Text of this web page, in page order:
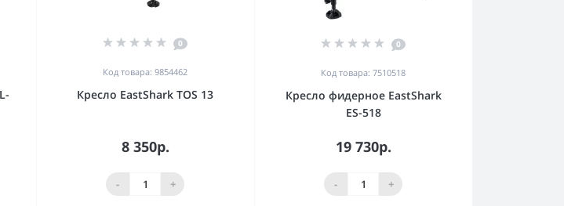
0
Код товара: 9854462
Кресло EastShark TOS 13
8 350р.
- +
0
Код товара: 7510518
Кресло фидерное EastShark
ES-518
19 730р.
- +